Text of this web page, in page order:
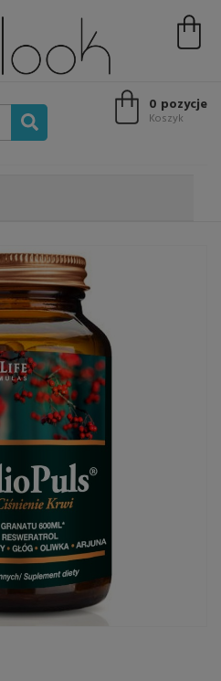
0 pozycje
Koszyk